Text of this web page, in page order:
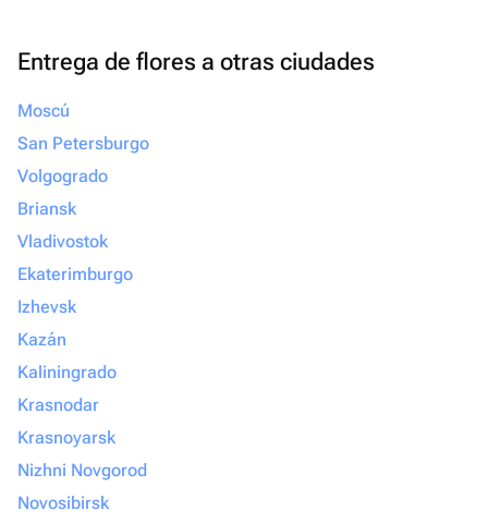
Entrega de flores a otras ciudades
Moscú
San Petersburgo
Volgogrado
Briansk
Vladivostok
Ekaterimburgo
Izhevsk
Kazán
Kaliningrado
Krasnodar
Krasnoyarsk
Nizhni Novgorod
Novosibirsk